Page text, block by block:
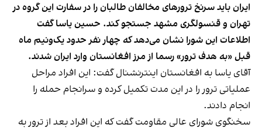
ایران باید سرنخ ترورهای مخالفان طالبان را در سفارت این گروه در
تهران و قنسولگری مشهد جستجو کند. حسین یاسا گفت
اطلاعات این شورا نشان می‌دهد که چهار نفر حدود یک‌ونیم ماه
قبل «به هدف ترور» رسما از مرز افغانستان وارد ایران شدند.
آقای یاسا به افغانستان اینترنشنال گفت: این افراد مراحل
عملیاتی ترور را در این مدت تکمیل کرده و سرانجام حمله را
انجام دادند.
سخنگوی شورای عالی مقاومت گفت که این افراد بعد از ترور به